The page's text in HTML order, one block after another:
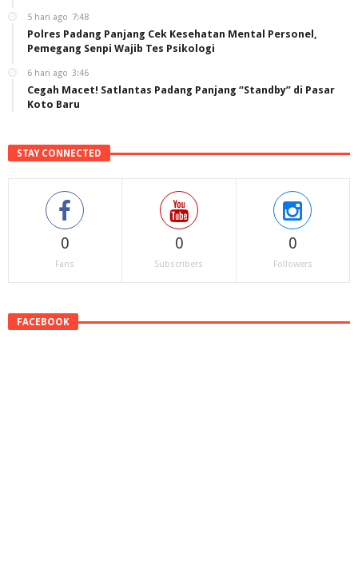
5 hari ago 7:48
Polres Padang Panjang Cek Kesehatan Mental Personel,
Pemegang Senpi Wajib Tes Psikologi
6 hari ago 3:46
Cegah Macet! Satlantas Padang Panjang “Standby” di Pasar
Koto Baru
STAY CONNECTED
0
Fans
0
Subscribers
0
Followers
FACEBOOK